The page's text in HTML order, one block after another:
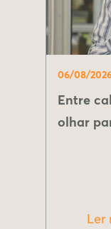
06/08/
Entre
olhar
Ler